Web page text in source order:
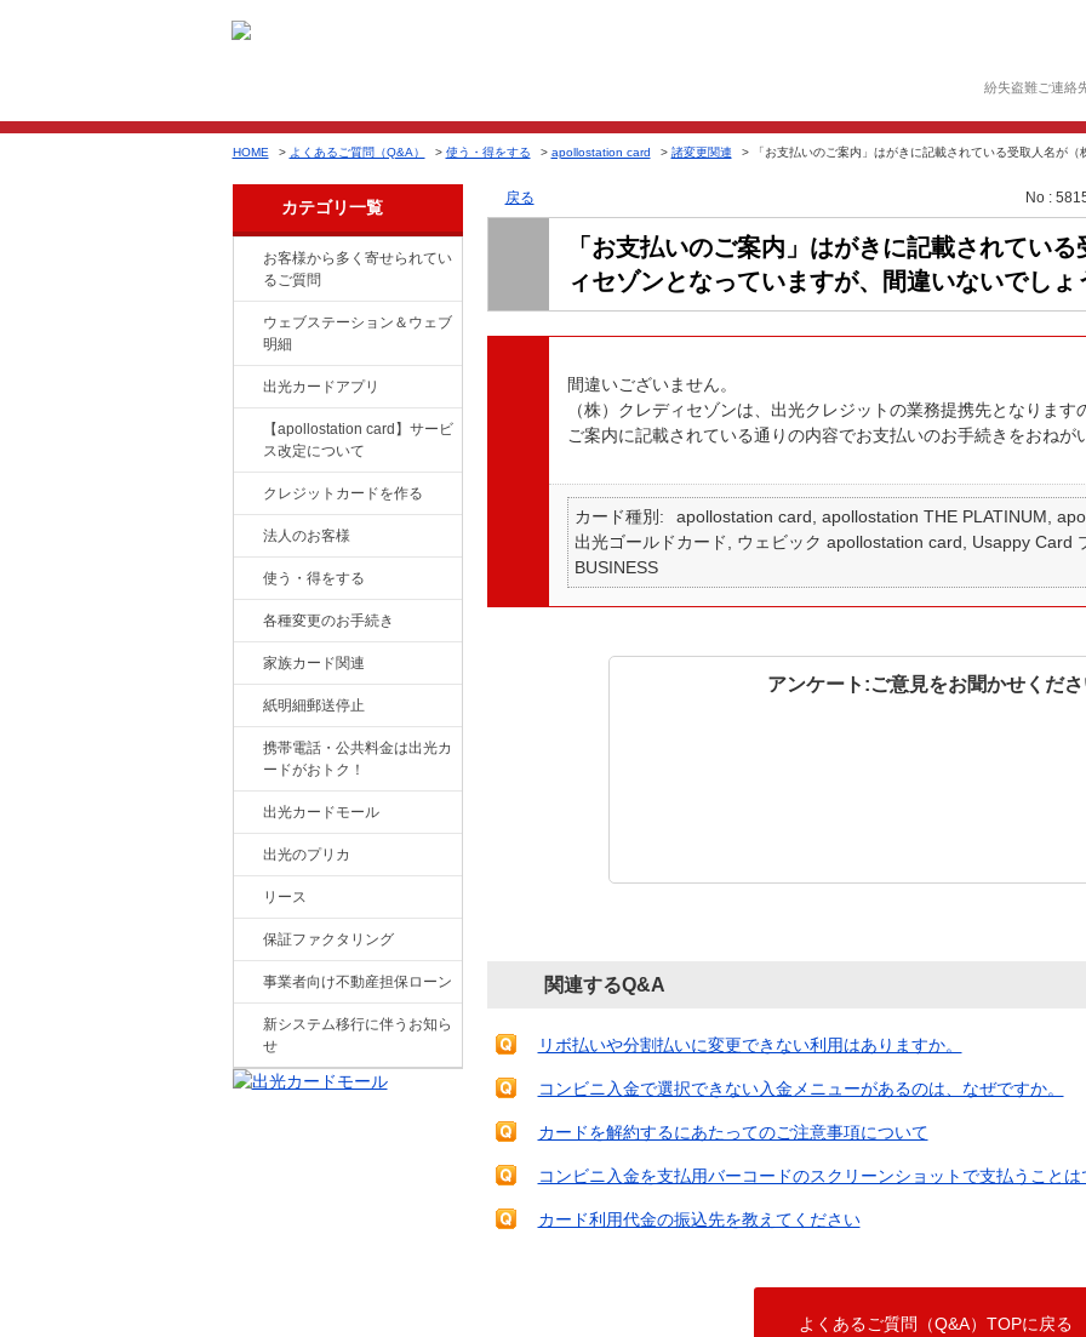
紛失盗難ご連絡
HOME > よくあるご質問（Q&A） > 使う・得をする > apollostation card > 諸変更関連 > 「お支払いのご案内」はがきに記載されている受取人名が
カテゴリ一覧
お客様から多く寄せられてい
るご質問
ウェブステーション＆ウェブ
明細
出光カードアプリ
【apollostation card】サービ
ス改定について
クレジットカードを作る
法人のお客様
使う・得をする
各種変更のお手続き
家族カード関連
紙明細郵送停止
携帯電話・公共料金は出光カ
ードがおトク！
出光カードモール
出光のプリカ
リース
保証ファクタリング
事業者向け不動産担保ローン
新システム移行に伴うお知ら
せ
戻る No :
「お支払いのご案内」はがきに記載されてい
ィセゾンとなっていますが、間違いないでしょ
間違いございません。
（株）クレディセゾンは、出光クレジットの業務提携先となります
ご案内に記載されている通りの内容でお支払いのお手続きをおねが
カード種別
apollostation card, apollostation THE PLATINUM,
出光ゴールドカード, ウェビック apollostation card, Usappy Card
BUSINESS
アンケート:ご意見をお聞かせくだ
関連するQ&A
リボ払いや分割払いに変更できない利用はありますか。
コンビニ入金で選択できない入金メニューがあるのは、なぜですか。
カードを解約するにあたってのご注意事項について
コンビニ入金を支払用バーコードのスクリーンショットで支払うこと
カード利用代金の振込先を教えてください
よくあるご質問（Q&A）TOPに戻る